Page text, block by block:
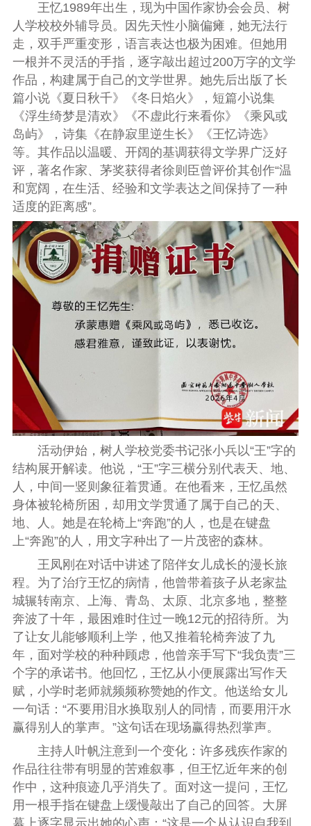
王忆1989年出生，现为中国作家协会会员、树
人学校校外辅导员。因先天性小脑偏瘫，她无法行
走，双手严重变形，语言表达也极为困难。但她用
一根并不灵活的手指，逐字敲出超过200万字的文学
作品，构建属于自己的文学世界。她先后出版了长
篇小说《夏日秋千》《冬日焰火》，短篇小说集
《浮生绮梦是清欢》《不虚此行来看你》《乘风或
岛屿》，诗集《在静寂里逆生长》《王忆诗选》
等。其作品以温暖、开阔的基调获得文学界广泛好
评，著名作家、茅奖获得者徐则臣曾评价其创作“温
和宽阔，在生活、经验和文学表达之间保持了一种
适度的距离感”。
活动伊始，树人学校党委书记张小兵以“王”字的
结构展开解读。他说，“王”字三横分别代表天、地、
人，中间一竖则象征着贯通。在他看来，王忆虽然
身体被轮椅所困，却用文学贯通了属于自己的天、
地、人。她是在轮椅上“奔跑”的人，也是在键盘
上“奔跑”的人，用文字种出了一片茂密的森林。
王凤刚在对话中讲述了陪伴女儿成长的漫长旅
程。为了治疗王忆的病情，他曾带着孩子从老家盐
城辗转南京、上海、青岛、太原、北京多地，整整
奔波了十年，最困难时住过一晚12元的招待所。为
了让女儿能够顺利上学，他又推着轮椅奔波了九
年，面对学校的种种顾虑，他曾亲手写下“我负责”三
个字的承诺书。他回忆，王忆从小便展露出写作天
赋，小学时老师就频频称赞她的作文。他送给女儿
一句话：“不要用泪水换取别人的同情，而要用汗水
赢得别人的掌声。”这句话在现场赢得热烈掌声。
主持人叶帆注意到一个变化：许多残疾作家的
作品往往带有明显的苦难叙事，但王忆近年来的创
作中，这种痕迹几乎消失了。面对这一提问，王忆
用一根手指在键盘上缓慢敲出了自己的回答。大屏